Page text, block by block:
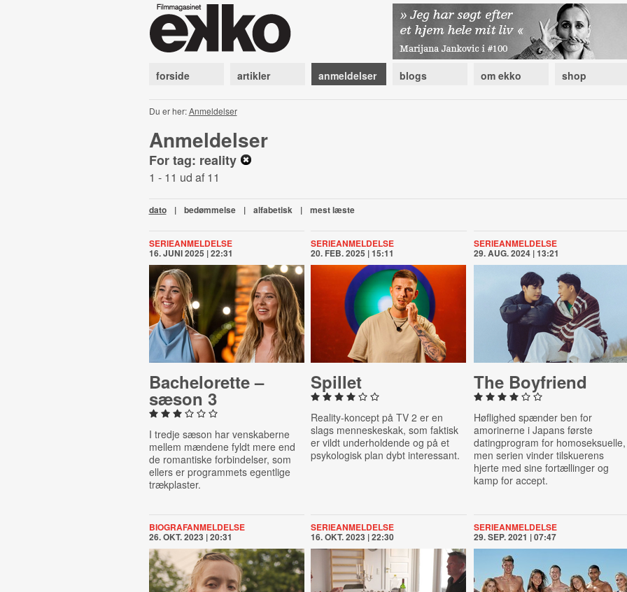
forside artikler anmeldelser blogs om ekko shop
Du er her:Anmeldelser
Anmeldelser
For tag: reality
1 - 11 ud af 11
dato | bedømmelse | alfabetisk | mest læste
SERIEANMELDELSE
16. JUNI 2025 | 22:31
Bach­el­or­ette –
sæson 3
I tredje sæson har venskaberne
mellem mændene fyldt mere end
de romantiske forbindelser, som
ellers er programmets egentlige
trækplaster.
SERIEANMELDELSE
20. FEB. 2025 | 15:11
Spillet
Reality-koncept på TV 2 er en
slags menneskeskak, som faktisk
er vildt underholdende og på et
psykologisk plan dybt interessant.
SERIEANMELDELSE
29. AUG. 2024 | 13:21
The Boyfriend
Høflighed spænder ben for
amorinerne i Japans første
datingprogram for homoseksuelle,
men serien vinder tilskuerens
hjerte med sine fortællinger og
kamp for accept.
BIOGRAFANMELDELSE
26. OKT. 2023 | 20:31
SERIEANMELDELSE
16. OKT. 2023 | 22:30
SERIEANMELDELSE
29. SEP. 2021 | 07:47